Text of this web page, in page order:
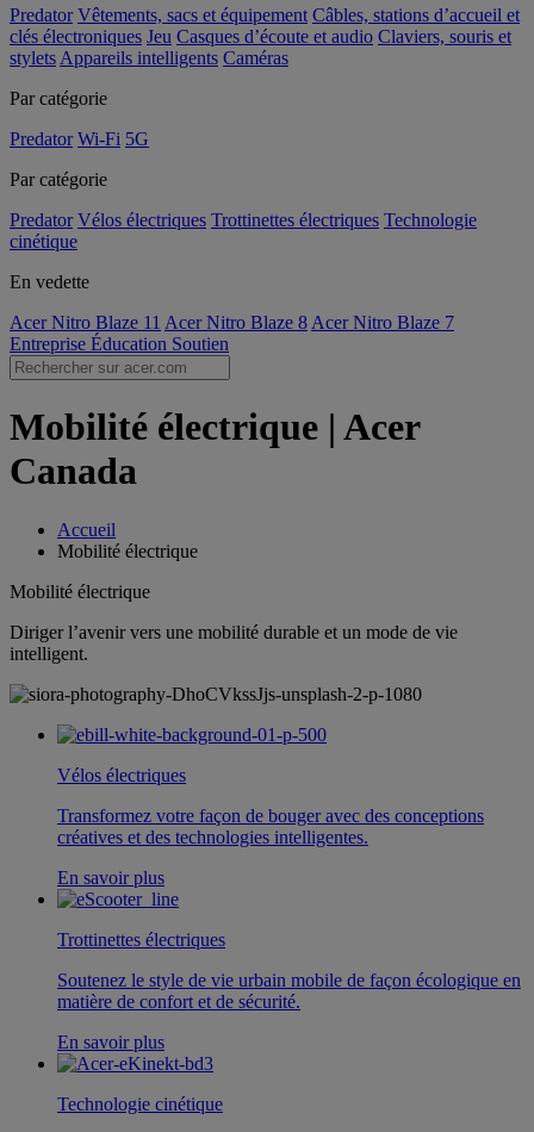
Predator Vêtements, sacs et équipement Câbles, stations d’accueil et
clés électroniques Jeu Casques d’écoute et audio Claviers, souris et
stylets Appareils intelligents Caméras
Par catégorie
Predator Wi-Fi 5G
Par catégorie
Predator Vélos électriques Trottinettes électriques Technologie
cinétique
En vedette
Acer Nitro Blaze 11 Acer Nitro Blaze 8 Acer Nitro Blaze 7
Entreprise Éducation Soutien
Mobilité électrique | Acer
Canada
Accueil
Mobilité électrique
Mobilité électrique
Diriger l’avenir vers une mobilité durable et un mode de vie
intelligent.
Vélos électriques
Transformez votre façon de bouger avec des conceptions
créatives et des technologies intelligentes.
En savoir plus
Trottinettes électriques
Soutenez le style de vie urbain mobile de façon écologique en
matière de confort et de sécurité.
En savoir plus
Technologie cinétique